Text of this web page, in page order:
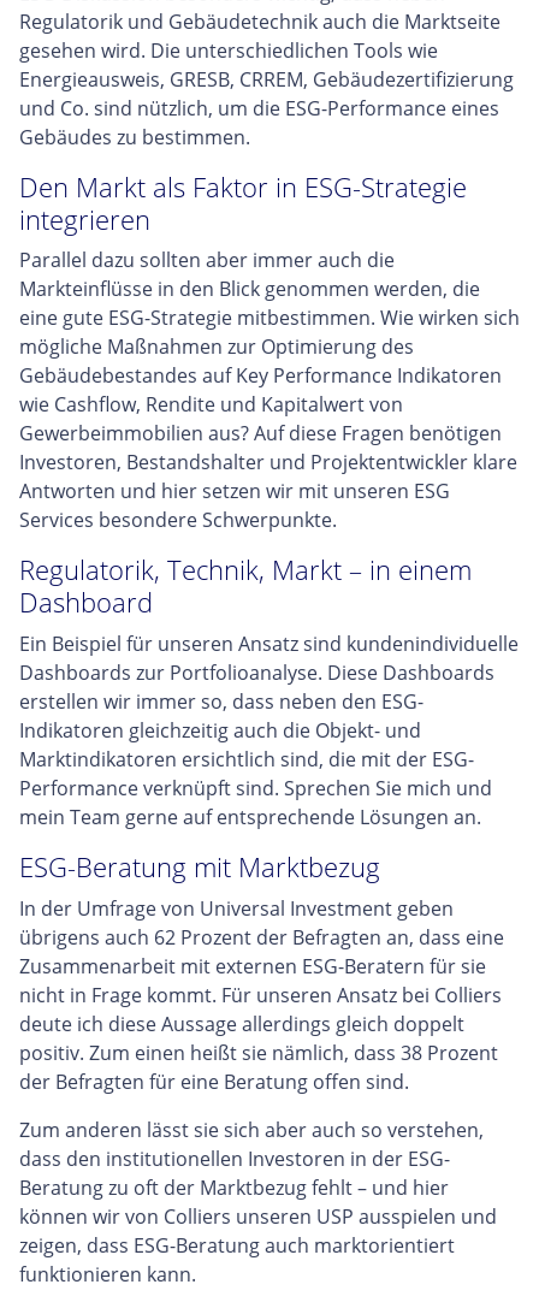
Regulatorik und Gebäudetechnik auch die Marktseite
gesehen wird. Die unterschiedlichen Tools wie
Energieausweis, GRESB, CRREM, Gebäudezertifizierung
und Co. sind nützlich, um die ESG-Performance eines
Gebäudes zu bestimmen.
Den Markt als Faktor in ESG-Strategie
integrieren
Parallel dazu sollten aber immer auch die
Markteinflüsse in den Blick genommen werden, die
eine gute ESG-Strategie mitbestimmen. Wie wirken sich
mögliche Maßnahmen zur Optimierung des
Gebäudebestandes auf Key Performance Indikatoren
wie Cashflow, Rendite und Kapitalwert von
Gewerbeimmobilien aus? Auf diese Fragen benötigen
Investoren, Bestandshalter und Projektentwickler klare
Antworten und hier setzen wir mit unseren ESG
Services besondere Schwerpunkte.
Regulatorik, Technik, Markt – in einem
Dashboard
Ein Beispiel für unseren Ansatz sind kundenindividuelle
Dashboards zur Portfolioanalyse. Diese Dashboards
erstellen wir immer so, dass neben den ESG-
Indikatoren gleichzeitig auch die Objekt- und
Marktindikatoren ersichtlich sind, die mit der ESG-
Performance verknüpft sind. Sprechen Sie mich und
mein Team gerne auf entsprechende Lösungen an.
ESG-Beratung mit Marktbezug
In der Umfrage von Universal Investment geben
übrigens auch 62 Prozent der Befragten an, dass eine
Zusammenarbeit mit externen ESG-Beratern für sie
nicht in Frage kommt. Für unseren Ansatz bei Colliers
deute ich diese Aussage allerdings gleich doppelt
positiv. Zum einen heißt sie nämlich, dass 38 Prozent
der Befragten für eine Beratung offen sind.
Zum anderen lässt sie sich aber auch so verstehen,
dass den institutionellen Investoren in der ESG-
Beratung zu oft der Marktbezug fehlt – und hier
können wir von Colliers unseren USP ausspielen und
zeigen, dass ESG-Beratung auch marktorientiert
funktionieren kann.